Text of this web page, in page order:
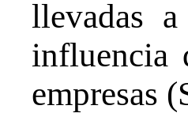
llevadas
influencia
empresas